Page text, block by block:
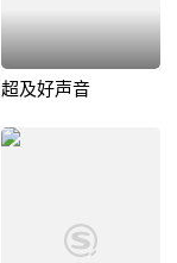
超及好声音